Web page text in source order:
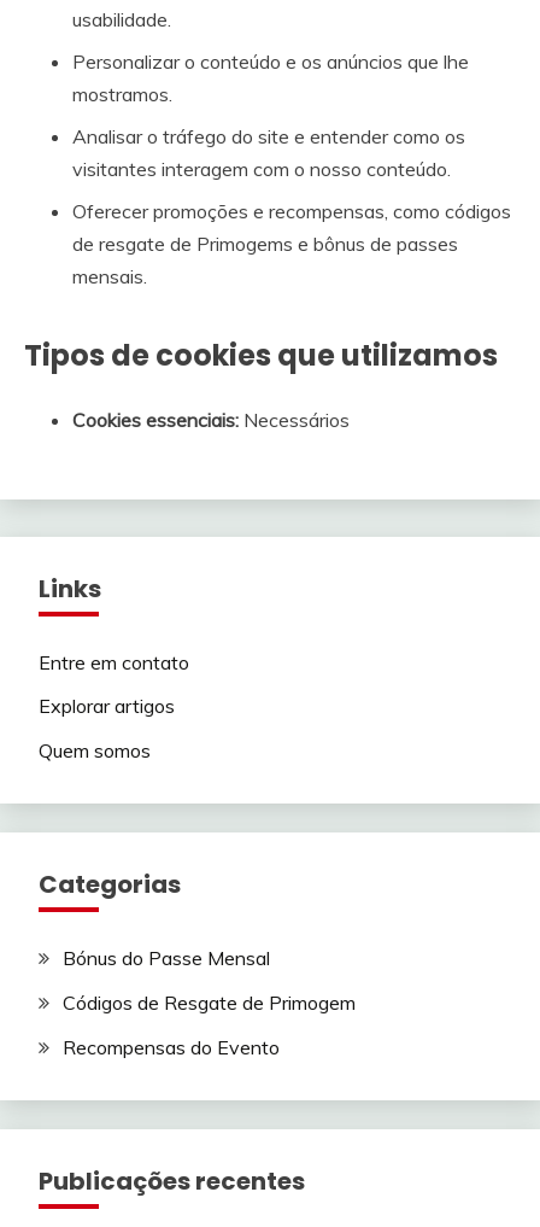
usabilidade.
Personalizar o conteúdo e os anúncios que lhe
mostramos.
Analisar o tráfego do site e entender como os
visitantes interagem com o nosso conteúdo.
Oferecer promoções e recompensas, como códigos
de resgate de Primogems e bônus de passes
mensais.
Tipos de cookies que utilizamos
Cookies essenciais: Necessários
Links
Entre em contato
Explorar artigos
Quem somos
Categorias
Bónus do Passe Mensal
Códigos de Resgate de Primogem
Recompensas do Evento
Publicações recentes